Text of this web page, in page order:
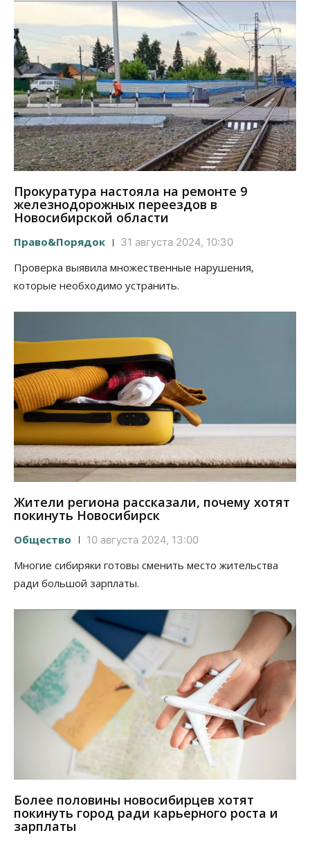
Прокуратура настояла на ремонте 9
железнодорожных переездов в
Новосибирской области
Право&Порядок 31 августа 2024, 10:30
Проверка выявила множественные нарушения,
которые необходимо устранить.
Жители региона рассказали, почему хотят
покинуть Новосибирск
Общество 10 августа 2024, 13:00
Многие сибиряки готовы сменить место жительства
ради большой зарплаты.
Более половины новосибирцев хотят
покинуть город ради карьерного роста и
зарплаты